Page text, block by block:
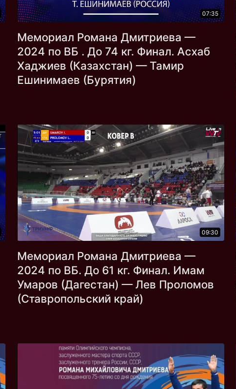
07:35
Мемориал Романа Дмитриева —
2024 по ВБ . До 74 кг. Финал. Асхаб
Хаджиев (Казахстан) — Тамир
Ешинимаев (Бурятия)
09:30
Мемориал Романа Дмитриева —
2024 по ВБ. До 61 кг. Финал. Имам
Умаров (Дагестан) — Лев Проломов
(Ставропольский край)